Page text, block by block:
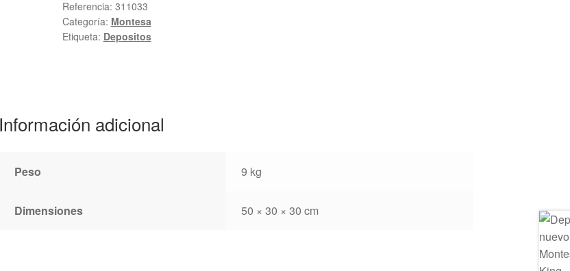
50
cantidad
Referencia: 311033
Categoría: Montesa
Etiqueta: Depositos
Información adicional
Peso 9 kg
Dimensiones 50 × 30 × 30 cm